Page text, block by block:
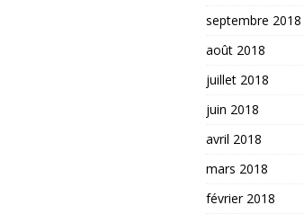
septembre 2018
août 2018
juillet 2018
juin 2018
avril 2018
mars 2018
février 2018